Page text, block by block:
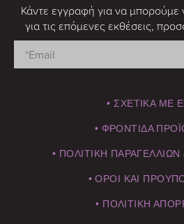
Κάντε εγγραφή για να
για τις επόμενες εκθέσεις,
• ΣΧΕΤΙΚΑ ΜΕ
• ΦΡΟΝΤΙΔΑ
• ΠΟΛΙΤΙΚΗ
• ΟΡΟΙ ΚΑΙ
• ΠΟΛΙΤΙΚΗ